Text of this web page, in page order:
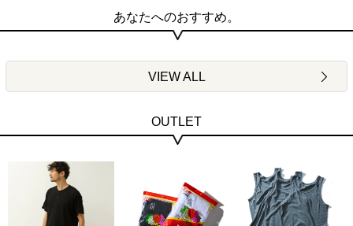
あなたへのおすすめ。
VIEW ALL
OUTLET